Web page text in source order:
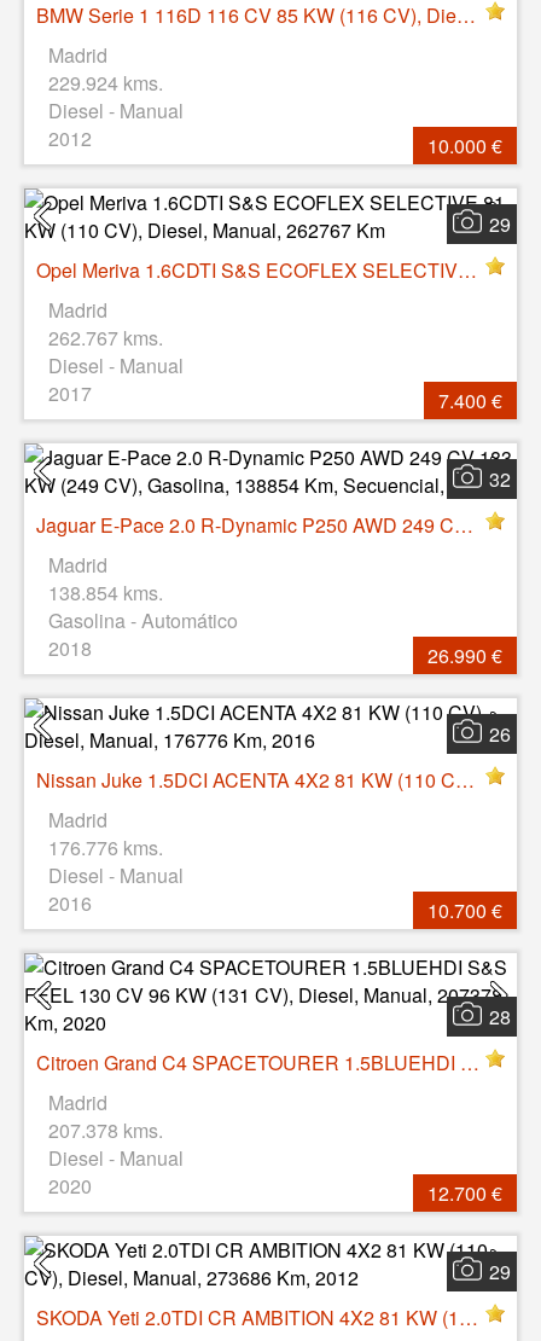
BMW Serie 1 116D 116 CV 85 KW (116 CV), Diesel, Manual, 229924 Km
Madrid
229.924 kms.
Diesel - Manual
2012
10.000 €
29
Opel Meriva 1.6CDTI S&S ECOFLEX SELECTIVE 81 KW (110 CV), Diesel, Manual, 262767 Km
Madrid
262.767 kms.
Diesel - Manual
2017
7.400 €
32
Jaguar E-Pace 2.0 R-Dynamic P250 AWD 249 CV 183 KW (249 CV), Gasolina, 138854 Km, Secuencial, 2018
Madrid
138.854 kms.
Gasolina - Automático
2018
26.990 €
26
Nissan Juke 1.5DCI ACENTA 4X2 81 KW (110 CV), Diesel, Manual, 176776 Km, 2016
Madrid
176.776 kms.
Diesel - Manual
2016
10.700 €
28
Citroen Grand C4 SPACETOURER 1.5BLUEHDI S&S FEEL 130 CV 96 KW (131 CV), Diesel, Manual, 207378 Km, 2020
Madrid
207.378 kms.
Diesel - Manual
2020
12.700 €
29
SKODA Yeti 2.0TDI CR AMBITION 4X2 81 KW (110 CV), Diesel, Manual, 273686 Km, 2012